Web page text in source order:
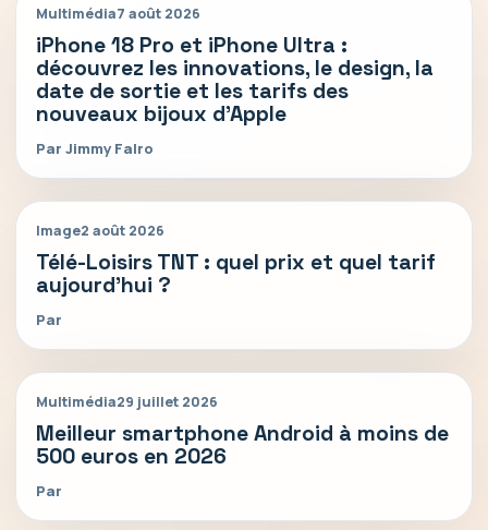
Multimédia7 août 2026
iPhone 18 Pro et iPhone Ultra :
découvrez les innovations, le design, la
date de sortie et les tarifs des
nouveaux bijoux d’Apple
Par Jimmy Falro
Image2 août 2026
Télé-Loisirs TNT : quel prix et quel tarif
aujourd’hui ?
Par
Multimédia29 juillet 2026
Meilleur smartphone Android à moins de
500 euros en 2026
Par